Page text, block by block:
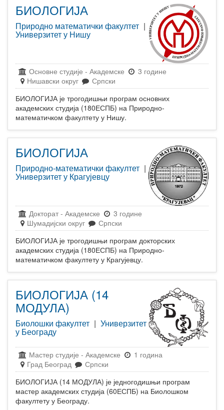
БИОЛОГИЈА
Природно математички факултет |
Универзитет у Нишу
Основне студије - Академске
3 године
Нишавски округ
Српски
БИОЛОГИЈА је трогодишњи програм основних
академских студија (180ЕСПБ) на Природно-
математичком факултету у Нишу.
БИОЛОГИЈА
Природно-математички факултет |
Универзитет у Крагујевцу
Докторат - Академске
3 године
Шумадијски округ
Српски
БИОЛОГИЈА је трогодишњи програм докторских
академских студија (180ЕСПБ) на Природно-
математичком факултету у Крагујевцу.
БИОЛОГИЈА (14
МОДУЛА)
Биолошки факултет | Универзитет
у Београду
Мастер студије - Академске
1 година
Град Београд
Српски
БИОЛОГИЈА (14 МОДУЛА) је једногодишњи програм
мастер академских студија (60ЕСПБ) на Биолошком
факултету у Београду.